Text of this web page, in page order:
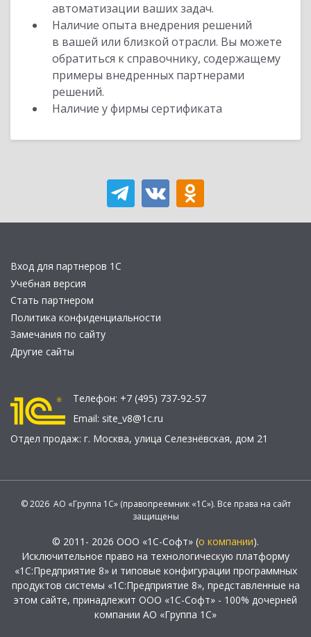
автоматизации ваших задач.
Наличие опыта внедрения решений
в вашей или близкой отрасли. Вы можете
обратиться к справочнику, содержащему
примеры внедренных партнерами
решений.
Наличие у фирмы сертификата
Вход для партнеров 1С
Учебная версия
Стать партнером
Политика конфиденциальности
Замечания по сайту
Другие сайты
Телефон: +7 (495) 737-92-57
Email: site_v8@1c.ru
Отдел продаж: г. Москва, улица Селезнёвская, дом 21
© 2026 АО «Группа 1С» (правопреемник «1С»). Все права на сайт
защищены
© 2011- 2026 ООО «1С-Софт» (о компании).
Исключительное право на технологическую платформу
«1С:Предприятие 8» и типовые конфигурации программных
продуктов системы «1С:Предприятие 8», представленные на
этом сайте, принадлежит ООО «1С-Софт» - 100% дочерней
компании АО «Группа 1С»